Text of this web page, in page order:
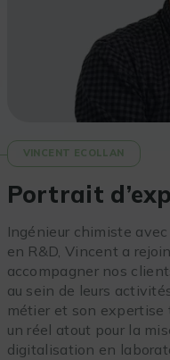
VINCENT ECOLLAN
Portrait
Ingénieur chimiste
en R&D, Vincent a
accompagner nos
au sein de leurs
métier et son expertise
un réel atout pour la
digitalisation en